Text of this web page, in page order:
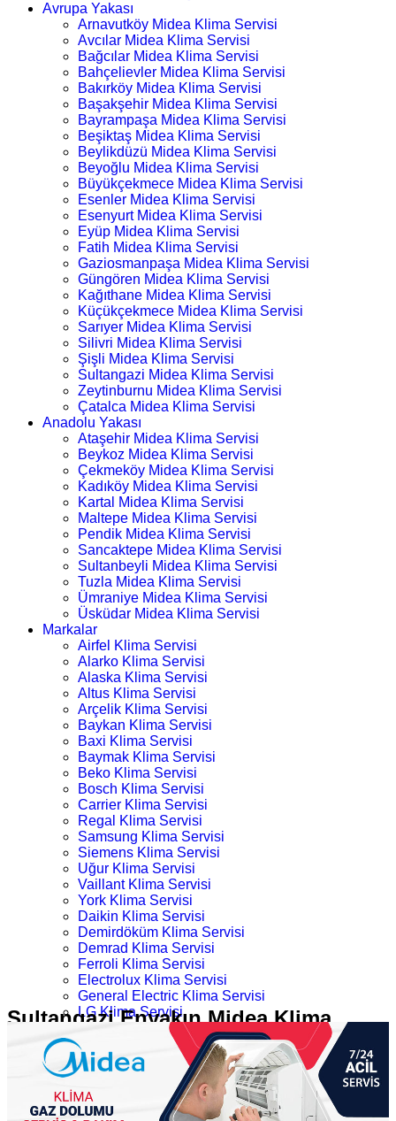
Avrupa Yakası
Arnavutköy Midea Klima Servisi
Avcılar Midea Klima Servisi
Bağcılar Midea Klima Servisi
Bahçelievler Midea Klima Servisi
Bakırköy Midea Klima Servisi
Başakşehir Midea Klima Servisi
Bayrampaşa Midea Klima Servisi
Beşiktaş Midea Klima Servisi
Beylikdüzü Midea Klima Servisi
Beyoğlu Midea Klima Servisi
Büyükçekmece Midea Klima Servisi
Esenler Midea Klima Servisi
Esenyurt Midea Klima Servisi
Eyüp Midea Klima Servisi
Fatih Midea Klima Servisi
Gaziosmanpaşa Midea Klima Servisi
Güngören Midea Klima Servisi
Kağıthane Midea Klima Servisi
Küçükçekmece Midea Klima Servisi
Sarıyer Midea Klima Servisi
Silivri Midea Klima Servisi
Şişli Midea Klima Servisi
Sultangazi Midea Klima Servisi
Zeytinburnu Midea Klima Servisi
Çatalca Midea Klima Servisi
Anadolu Yakası
Ataşehir Midea Klima Servisi
Beykoz Midea Klima Servisi
Çekmeköy Midea Klima Servisi
Kadıköy Midea Klima Servisi
Kartal Midea Klima Servisi
Maltepe Midea Klima Servisi
Pendik Midea Klima Servisi
Sancaktepe Midea Klima Servisi
Sultanbeyli Midea Klima Servisi
Tuzla Midea Klima Servisi
Ümraniye Midea Klima Servisi
Üsküdar Midea Klima Servisi
Markalar
Airfel Klima Servisi
Alarko Klima Servisi
Alaska Klima Servisi
Altus Klima Servisi
Arçelik Klima Servisi
Baykan Klima Servisi
Baxi Klima Servisi
Baymak Klima Servisi
Beko Klima Servisi
Bosch Klima Servisi
Carrier Klima Servisi
Regal Klima Servisi
Samsung Klima Servisi
Siemens Klima Servisi
Uğur Klima Servisi
Vaillant Klima Servisi
York Klima Servisi
Daikin Klima Servisi
Demirdöküm Klima Servisi
Demrad Klima Servisi
Ferroli Klima Servisi
Electrolux Klima Servisi
General Electric Klima Servisi
LG Klima Servisi
Midea Klima Servisi
Mitsubishi Klima Servisi
Profilo Klima Servisi
İletişim
Sultangazi Enyakın Midea Klima
Servisi
Ana Sayfa
Kategoriler
Sultangazi Enyakın Midea Klima Servisi